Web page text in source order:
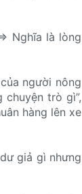
Nghĩa là lòng
người nông
trò gì”,
hàng lên xe
giả gì nhưng